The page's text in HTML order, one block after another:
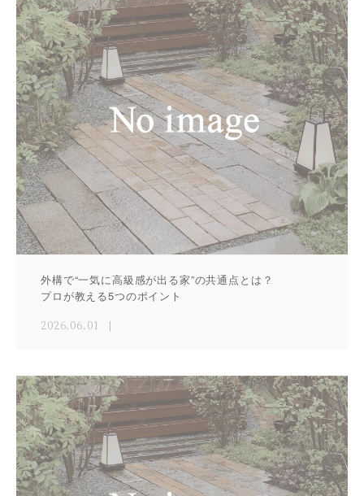
外構で“一気に高級感が出る家”の共通点とは？
プロが教える5つのポイント
2026.06.01